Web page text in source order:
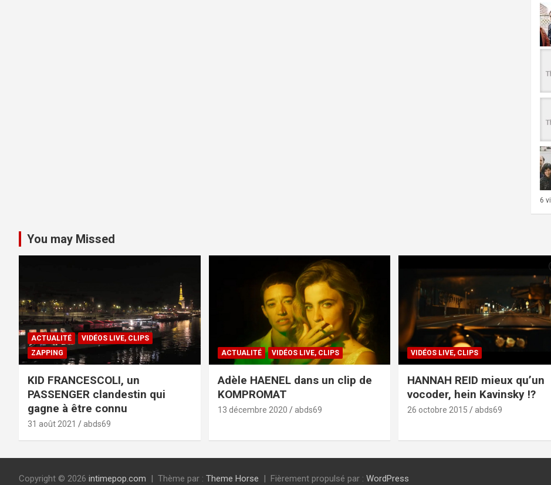
6
You may Missed
ACTUALITÉ
VIDÉOS LIVE, CLIPS
ZAPPING
KID FRANCESCOLI, un
PASSENGER clandestin qui
gagne à être connu
31 août 2021 abds69
ACTUALITÉ VIDÉOS LIVE, CLIPS
Adèle HAENEL dans un clip de
KOMPROMAT
13 décembre 2020 abds69
VIDÉOS LIVE, CLIPS
HANNAH REID mieux qu’un
vocoder, hein Kavinsky !?
26 octobre 2015 abds69
Copyright © 2026 intimepop.com Thème par : Theme Horse Fièrement propulsé par : WordPress